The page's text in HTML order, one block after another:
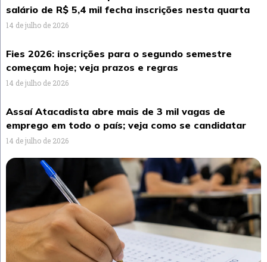
salário de R$ 5,4 mil fecha inscrições nesta quarta
14 de julho de 2026
Fies 2026: inscrições para o segundo semestre
começam hoje; veja prazos e regras
14 de julho de 2026
Assaí Atacadista abre mais de 3 mil vagas de
emprego em todo o país; veja como se candidatar
14 de julho de 2026